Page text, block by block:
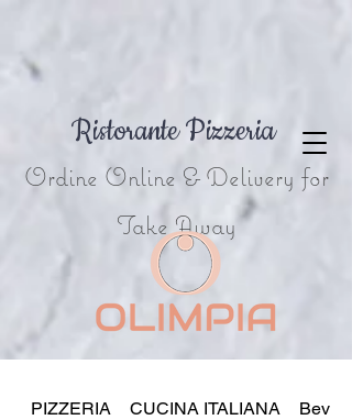
Ristorante Pizzeria
Ordine Online & Delivery for
Take Away
PIZZERIA CUCINA ITALIANA